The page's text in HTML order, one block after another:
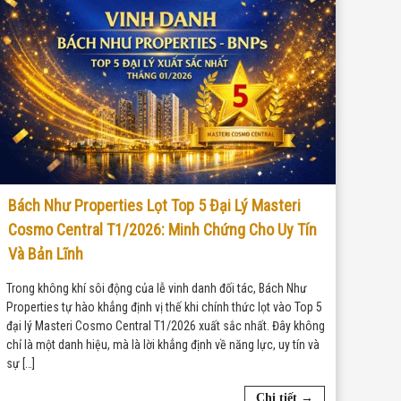
Bách Như Properties Lọt Top 5 Đại Lý Masteri
Cosmo Central T1/2026: Minh Chứng Cho Uy Tín
Và Bản Lĩnh
Trong không khí sôi động của lễ vinh danh đối tác, Bách Như
Properties tự hào khẳng định vị thế khi chính thức lọt vào Top 5
đại lý Masteri Cosmo Central T1/2026 xuất sắc nhất. Đây không
chỉ là một danh hiệu, mà là lời khẳng định về năng lực, uy tín và
sự […]
Chi tiết →